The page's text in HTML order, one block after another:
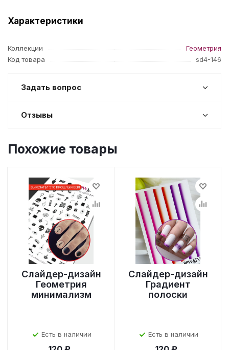
Характеристики
Коллекции
Геометрия
Код товара
sd4-146
Задать вопрос
Отзывы
Похожие товары
Слайдер-дизайн
Геометрия
минимализм
Есть в наличии
Слайдер-дизайн
Градиент
полоски
Есть в наличии